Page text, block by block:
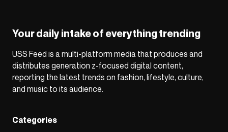
Your daily intake of everything trending
USS Feed is a multi-platform media that produces and
distributes generation z-focused digital content,
reporting the latest trends on fashion, lifestyle, culture,
and music to its audience.
Categories